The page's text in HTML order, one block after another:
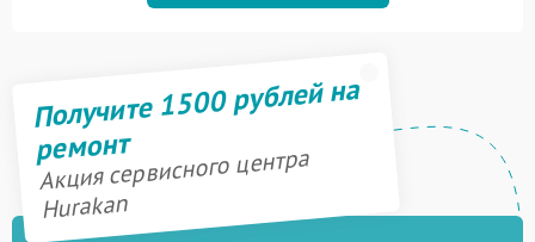
Получите 1500 рублей на
ремонт
Акция сервисного центра
Hurakan